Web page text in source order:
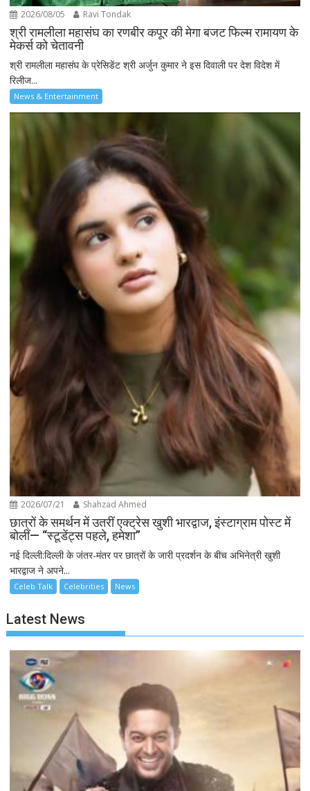
2026/08/05 Ravi Tondak
श्री रामलीला महासंघ का रणबीर कपूर की मेगा बजट फिल्म रामायण के
मेकर्स को चेतावनी
श्री रामलीला महासंघ के प्रेसिडेंट श्री अर्जुन कुमार ने इस दिवाली पर देश विदेश में
रिलीज...
News & Entertainment
2026/07/21 Shahzad Ahmed
छात्रों के समर्थन में उतरीं एक्ट्रेस खुशी भारद्वाज, इंस्टाग्राम पोस्ट में
बोलीं— “स्टूडेंट्स पहले, हमेशा”
नई दिल्ली:दिल्ली के जंतर-मंतर पर छात्रों के जारी प्रदर्शन के बीच अभिनेत्री खुशी
भारद्वाज ने अपने...
Celeb Talk Celebrities News
Latest News